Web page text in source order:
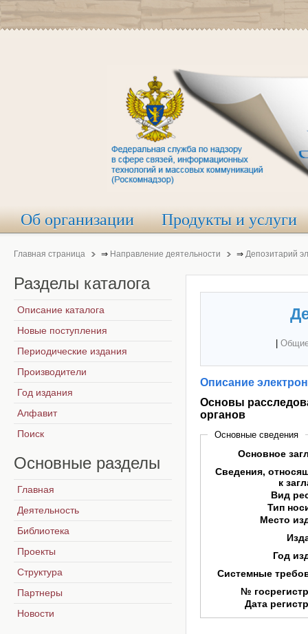
Об организации Продукты и услуги
Главная страница ⇒ Направление деятельности ⇒ Депозитарий
Описание
Основы
органов
Основные сведения
Основное
Сведения,
к
Вид
Тип
Место
Год
Системные
№
Дата
Разделы каталога
Описание каталога
Новые поступления
Периодические издания
Производители
Год издания
Алфавит
Поиск
Основные разделы
Главная
Деятельность
Библиотека
Проекты
Структура
Партнеры
Новости